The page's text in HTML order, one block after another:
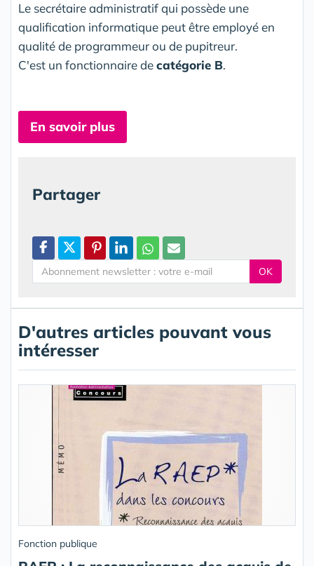
Le secrétaire administratif qui possède une
qualification informatique peut être employé en
qualité de programmeur ou de pupitreur.
C'est un fonctionnaire decatégorie B.
En savoir plus
Partager
OK
D'autres articles pouvant vous
intéresser
Fonction publique